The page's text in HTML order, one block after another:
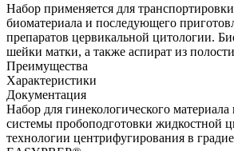
Набор применяется для
биоматериала и последующего
препаратов цервикальной цитологии.
шейки матки, а также аспират из
Преимущества
Характеристики
Документация
Набор для гинекологического
системы пробоподготовки жидкостной
технологии центрифугирования в